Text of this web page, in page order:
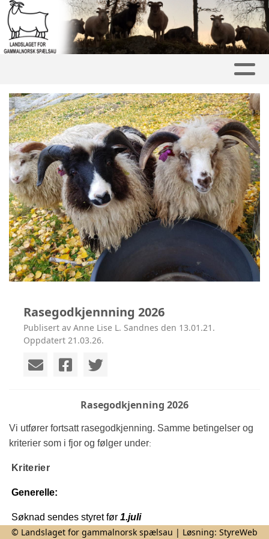
Rasegodkjennning 2026
Publisert av Anne Lise L. Sandnes den 13.01.21.
Oppdatert 21.03.26.
Rasegodkjenning 2026
Vi utfører fortsatt rasegodkjenning. Samme betingelser og
kriterier som i fjor og følger under:
Kriterier
Generelle:
Søknad sendes styret før 1.juli
© Landslaget for gammalnorsk spælsau | Løsning: StyreWeb